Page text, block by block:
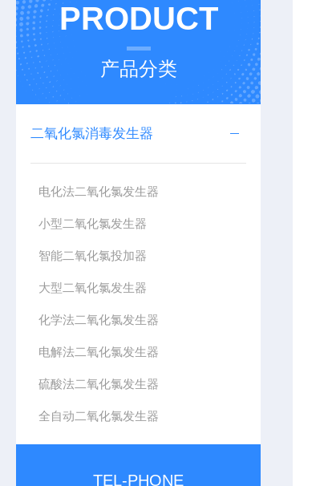
PRODUCT
产品分类
二氧化氯消毒发生器
电化法二氧化氯发生器
小型二氧化氯发生器
智能二氧化氯投加器
大型二氧化氯发生器
化学法二氧化氯发生器
电解法二氧化氯发生器
硫酸法二氧化氯发生器
全自动二氧化氯发生器
TEL-PHONE